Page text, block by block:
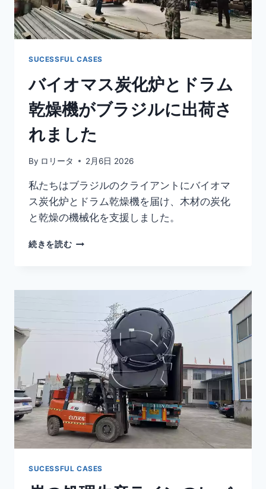
レ
ッ
ト
造
の
バ
ッ
チ
SUCESSFUL CASES
バイオマス炭化炉とドラム
乾燥機がブラジルに出荷さ
れました
By ロリータ 2月6日 2026
私たちはブラジルのクライアントにバイオマ
ス炭化炉とドラム乾燥機を届け、木材の炭化
と乾燥の機械化を支援しました。
続きを読むバ
ス
ム
乾
燥
機
が
ブ
ジ
SUCESSFUL CASES